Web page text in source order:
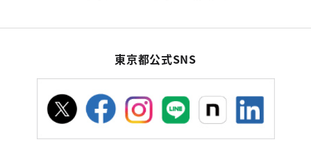
東京都公式SNS